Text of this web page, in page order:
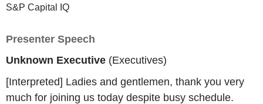
S&P Capital IQ
Presenter Speech
Unknown Executive (Executives)
[Interpreted] Ladies and gentlemen, thank you very
much for joining us today despite busy schedule.